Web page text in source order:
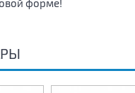
форме!